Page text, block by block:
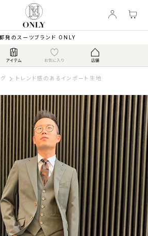
発のスーツブランド ONLY
トレンド感のあるインポート生地